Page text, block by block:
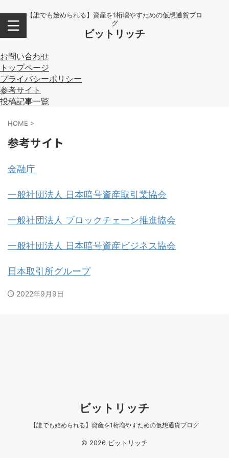
【誰でも始められる】資産を1桁増やすための仮想通貨ブロ
グ
ビットリッチ
お問い合わせ
トップページ
プライバシーポリシー
参考サイト
投稿記事一覧
HOME >
参考サイト
金融庁
一般社団法人 日本暗号資産取引業協会
一般社団法人 ブロックチェーン推進協会
一般社団法人 日本暗号資産ビジネス協会
日本取引所グループ
2022年9月9日
ビットリッチ
【誰でも始められる】資産を1桁増やすための仮想通貨ブログ
© 2026 ビットリッチ